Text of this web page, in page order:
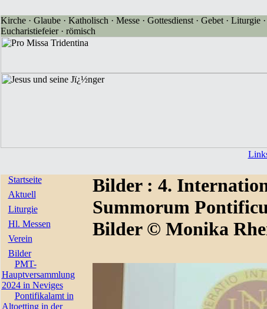
Kirche · Glaube · Katholisch · Messe · Gottesdienst · Gebet · Liturgie
Eucharistiefeier · römisch
Startseite
Aktuell
Liturgie
Hl. Messen
Verein
Bilder
PMT-
Hauptversammlung
2024 in Neviges
Pontifikalamt in
Altoetting in der
Bilder : 4.
Summorum
Bilder © Monika